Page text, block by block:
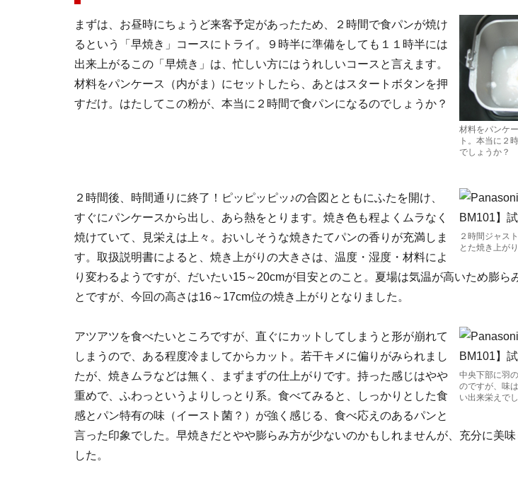
材料をパンケ
ト。本当に２
でしょうか？
まずは、お昼時にちょうど来客予定があったため、２時間で食パンが焼け
るという「早焼き」コースにトライ。９時半に準備をしても１１時半には
出来上がるこの「早焼き」は、忙しい方にはうれしいコースと言えます。
材料をパンケース（内がま）にセットしたら、あとはスタートボタンを押
すだけ。はたしてこの粉が、本当に２時間で食パンになるのでしょうか？
２時間ジャス
とた焼き上がり
２時間後、時間通りに終了！ピッピッピッ♪の合図とともにふたを開け、
すぐにパンケースから出し、あら熱をとります。焼き色も程よくムラなく
焼けていて、見栄えは上々。おいしそうな焼きたてパンの香りが充満しま
す。取扱説明書によると、焼き上がりの大きさは、温度・湿度・材料によ
り変わるようですが、だいたい15～20cmが目安とのこと。夏場は気温が高いため膨ら
とですが、今回の高さは16～17cm位の焼き上がりとなりました。
中央下部に羽
のですが、味
い出来栄えでし
アツアツを食べたいところですが、直ぐにカットしてしまうと形が崩れて
しまうので、ある程度冷ましてからカット。若干キメに偏りがみられまし
たが、焼きムラなどは無く、まずまずの仕上がりです。持った感じはやや
重めで、ふわっというよりしっとり系。食べてみると、しっかりとした食
感とパン特有の味（イースト菌？）が強く感じる、食べ応えのあるパンと
言った印象でした。早焼きだとやや膨らみ方が少ないのかもしれませんが、充分に美
した。